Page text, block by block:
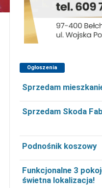
Ogłoszenia
Sprzedam
Sprzedam Skoda
Podnośnik koszowy
Funkcjonalne 3
świetna lokalizacja!